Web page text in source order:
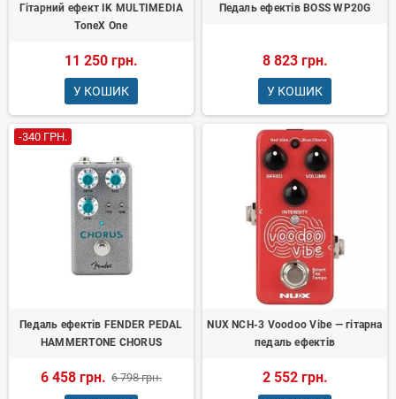
Гітарний ефект IK MULTIMEDIA
ToneX One
11 250 грн.
У КОШИК
Педаль ефектів BOSS WP20G
8 823 грн.
У КОШИК
-340 ГРН.
Педаль ефектів FENDER PEDAL
HAMMERTONE CHORUS
6 458 грн. 6 798 грн.
NUX NCH-3 Voodoo Vibe — гітарна
педаль ефектів
2 552 грн.